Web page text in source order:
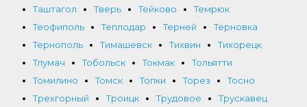
Таштагол
Тверь Тейково
Темрюк
Теофиполь
Теплодар Терней
Терновка
Тернополь
Тимашевск Тихвин
Тихорецк
Тлумач
Тобольск Токмак
Тольятти
Томилино
Томск Топки Торез
Тосно
Трехгорный
Троицк Трудовое
Трускавец